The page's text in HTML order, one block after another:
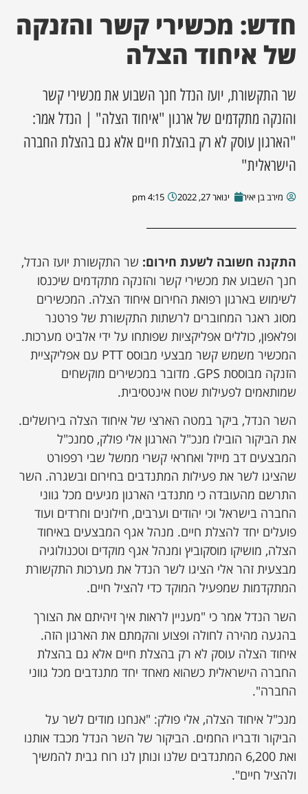
מסע מלחמה
השבוע
מקומית
חדש: מכשירי קשר והזנקה
של איחוד הצלה
שר התקשורת, יועז הנדל חנך השבוע את מכשירי קשר
והזנקה מתקדמים של ארגון "איחוד הצלה" | הנדל אמר:
"הארגון עוסק לא רק בהצלת חיים אלא גם בהצלת החברה
הישראלית"
מירב בן יאיר ינואר 27, 2022 4:15 pm
התקנה חשובה לשעת חירום: שר התקשורת יועז הנדל,
חנך השבוע את מכשירי קשר והזנקה מתקדמים שיכנסו
לשימוש בארגון רפואת החירום איחוד הצלה. המכשירים
מסוג ראגר המחוברים לרשתות התקשורת של פרטנר
ופלאפון, כוללים אפליקציות שפותחו על ידי אלביט מערכות.
המכשיר משמש קשר מבצעי מבוסס PTT עם אפליקציית
הזנקה מבוססת GPS. מדובר במכשירים מוקשחים
שמותאמים לפעילות שטח אינטסיבית.
השר הנדל, ביקר במטה הארצי של איחוד הצלה בירושלים.
את הביקור הובילו מנכ"ל הארגון אלי פולק, סמנכ"ל
המבצעים דב מייזל ואחראי קשרי ממשל שבי רפפורט
שהציגו לשר את פעילות המתנדבים בחירום ובשגרה. השר
התרשם מהעובדה כי מתנדבי הארגון מגיעים מכל גווני
החברה בישראל וכי יהודים וערבים, חילונים וחרדים ועוד
פועלים יחד להצלת חיים. מנהל אגף המבצעים באיחוד
הצלה, מושיקו מוסקוביץ ומנהל אגף מוקדים וטכנולוגיה
מבצעית זהר אלי הציגו לשר הנדל את מערכות התקשורת
המתקדמות שמפעיל המוקד כדי להציל חיים.
השר הנדל אמר כי "מעניין לראות איך זיהיתם את הצורך
בהגעה מהירה לחולה ופצוע והקמתם את הארגון הזה.
איחוד הצלה עוסק לא רק בהצלת חיים אלא גם בהצלת
החברה הישראלית כשהוא מאחד יחד מתנדבים מכל גווני
החברה".
מנכ"ל איחוד הצלה, אלי פולק: "אנחנו מודים לשר על
הביקור ודבריו החמים. הביקור של השר הנדל מכבד אותנו
ואת 6,200 המתנדבים שלנו ונותן לנו רוח גבית להמשיך
ולהציל חיים".